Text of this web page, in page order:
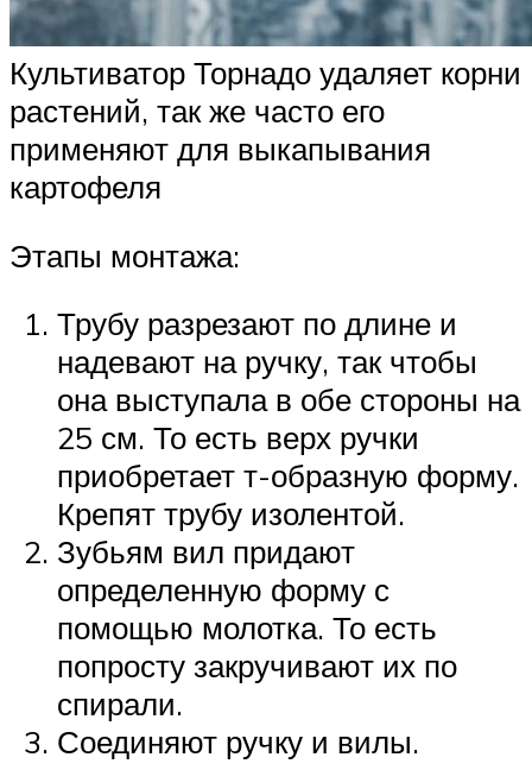
Культиватор Торнадо удаляет корни
растений, так же часто его
применяют для выкапывания
картофеля
Этапы монтажа:
Трубу разрезают по длине и
надевают на ручку, так чтобы
она выступала в обе стороны на
25 см. То есть верх ручки
приобретает т-образную форму.
Крепят трубу изолентой.
Зубьям вил придают
определенную форму с
помощью молотка. То есть
попросту закручивают их по
спирали.
Соединяют ручку и вилы.